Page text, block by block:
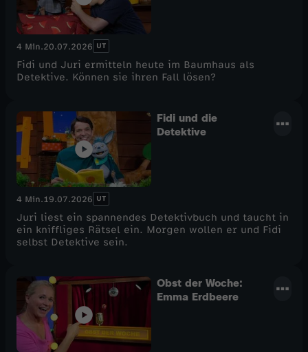
4 Min.20.07.2026 UT
Fidi und Juri ermitteln heute im Baumhaus als
Detektive. Können sie ihren Fall lösen?
Fidi und die
Detektive
4 Min.19.07.2026 UT
Juri liest ein spannendes Detektivbuch und taucht in
ein kniffliges Rätsel ein. Morgen wollen er und Fidi
selbst Detektive sein.
Obst der Woche:
Emma Erdbeere